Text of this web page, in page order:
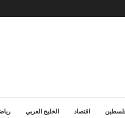
اقتصاد الخليج العربي